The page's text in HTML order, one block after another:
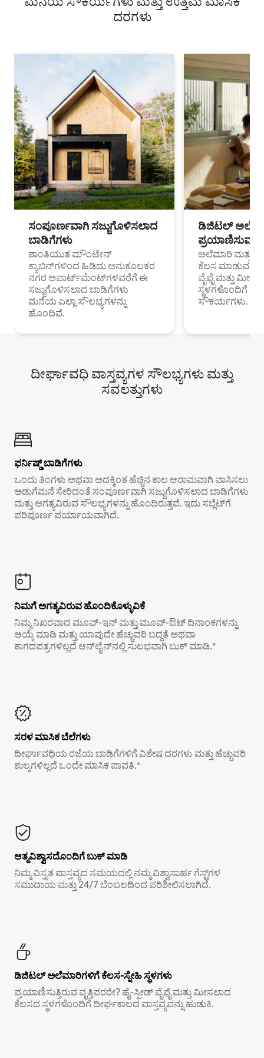
ದರಗಳು
ಸಂಪೂರ್ಣವಾಗಿ ಸಜ್ಜುಗೊಳಿಸಲಾದ
ಬಾಡಿಗೆಗಳು
ಶಾಂತಿಯುತ ಮೌಂಟೇನ್
ಕ್ಯಾಬಿನ್‌ಗಳಿಂದ ಹಿಡಿದು ಅನುಕೂಲಕರ
ನಗರ ಅಪಾರ್ಟ್‌ಮೆಂಟ್‌ಗಳವರೆಗೆ ಈ
ಸಜ್ಜುಗೊಳಿಸಲಾದ ಬಾಡಿಗೆಗಳು
ಮನೆಯ ಎಲ್ಲಾ ಸೌಲಭ್ಯಗಳನ್ನು
ಹೊಂದಿವೆ.
ಡಿಜಿಟಲ್
ಪ್ರಯಾಣಿಸುವ
ಅಲೆಮಾರಿ ಮತ್ತು
ಕೆಲಸ ಮಾಡುವ
ವೈಫೈ ಮತ್ತು
ಸ್ಥಳಗಳೊಂದಿಗೆ
ಸೌಕರ್ಯಗಳು.
ದೀರ್ಘಾವಧಿ ವಾಸ್ತವ್ಯಗಳ ಸೌಲಭ್ಯಗಳು ಮತ್ತು
ಸವಲತ್ತುಗಳು
ಫರ್ನಿಷ್ಡ್ ಬಾಡಿಗೆಗಳು
ಒಂದು ತಿಂಗಳು ಅಥವಾ ಅದಕ್ಕಿಂತ ಹೆಚ್ಚಿನ ಕಾಲ ಆರಾಮವಾಗಿ ವಾಸಿಸಲು
ಅಡುಗೆಮನೆ ಸೇರಿದಂತೆ ಸಂಪೂರ್ಣವಾಗಿ ಸಜ್ಜುಗೊಳಿಸಲಾದ ಬಾಡಿಗೆಗಳು
ಮತ್ತು ಅಗತ್ಯವಿರುವ ಸೌಲಭ್ಯಗಳನ್ನು ಹೊಂದಿರುತ್ತವೆ. ಇದು ಸಬ್ಲೆಟ್‌ಗೆ
ಪರಿಪೂರ್ಣ ಪರ್ಯಾಯವಾಗಿದೆ.
ನಿಮಗೆ ಅಗತ್ಯವಿರುವ ಹೊಂದಿಕೊಳ್ಳುವಿಕೆ
ನಿಮ್ಮ ನಿಖರವಾದ ಮೂವ್-ಇನ್ ಮತ್ತು ಮೂವ್-ಔಟ್ ದಿನಾಂಕಗಳನ್ನು
ಆಯ್ಕೆ ಮಾಡಿ ಮತ್ತು ಯಾವುದೇ ಹೆಚ್ಚುವರಿ ಬದ್ಧತೆ ಅಥವಾ
ಕಾಗದಪತ್ರಗಳಿಲ್ಲದೆ ಆನ್‌ಲೈನ್‌ನಲ್ಲಿ ಸುಲಭವಾಗಿ ಬುಕ್ ಮಾಡಿ.*
ಸರಳ ಮಾಸಿಕ ಬೆಲೆಗಳು
ದೀರ್ಘಾವಧಿಯ ರಜೆಯ ಬಾಡಿಗೆಗಳಿಗೆ ವಿಶೇಷ ದರಗಳು ಮತ್ತು ಹೆಚ್ಚುವರಿ
ಶುಲ್ಕಗಳಿಲ್ಲದೆ ಒಂದೇ ಮಾಸಿಕ ಪಾವತಿ.*
ಆತ್ಮವಿಶ್ವಾಸದೊಂದಿಗೆ ಬುಕ್ ಮಾಡಿ
ನಿಮ್ಮ ವಿಸ್ತೃತ ವಾಸ್ತವ್ಯದ ಸಮಯದಲ್ಲಿ ನಮ್ಮ ವಿಶ್ವಾಸಾರ್ಹ ಗೆಸ್ಟ್‌ಗಳ
ಸಮುದಾಯ ಮತ್ತು 24/7 ಬೆಂಬಲದಿಂದ ಪರಿಶೀಲಿಸಲಾಗಿದೆ.
ಡಿಜಿಟಲ್ ಅಲೆಮಾರಿಗಳಿಗೆ ಕೆಲಸ-ಸ್ನೇಹಿ ಸ್ಥಳಗಳು
ಪ್ರಯಾಣಿಸುತ್ತಿರುವ ವೃತ್ತಿಪರರೇ? ಹೈ-ಸ್ಪೀಡ್ ವೈಫೈ ಮತ್ತು ಮೀಸಲಾದ
ಕೆಲಸದ ಸ್ಥಳಗಳೊಂದಿಗೆ ದೀರ್ಘಕಾಲದ ವಾಸ್ತವ್ಯವನ್ನು ಹುಡುಕಿ.